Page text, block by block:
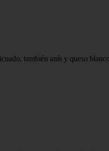
también anís y queso